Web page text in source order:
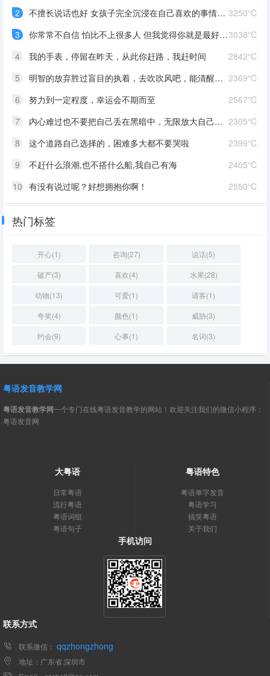
3250℃
2
不擅长说话也好 女孩子完全沉浸在自己喜欢的事情里 最可爱了 剩下的我会圆场
3038℃
3
你常常不自信 怕比不上很多人 但我觉得你就是最好的 怎么都好 我想告诉你 我对你的爱是兜底 是连你自己都不喜欢自己的时候 还有我来爱你
2842℃
4
我的手表，停留在昨天，从此你赶路，我赶时间
2369℃
5
明智的放弃胜过盲目的执着，去吹吹风吧，能清醒的话感冒也没关系。
2567℃
6
努力到一定程度，幸运会不期而至
2305℃
7
内心难过也不要把自己丢在黑暗中，无限放大自己的情绪。按时睡觉，好好吃饭，洗个热乎的澡，喝甜甜的奶茶。看看长河落日，花朵树木，驱逐丧气再努力奔跑，生活到处是发光的星星。
2399℃
8
这个道路自己选择的，困难多大都不要哭啦
2405℃
9
不赶什么浪潮,也不搭什么船,我自己有海
2550℃
10 有没有说过呢？好想拥抱你啊！
热门标签
开心(1) 咨询(27)
说话(5)
破产(3)
喜欢(4)
水果(28)
动物(13)
可爱(1)
请客(1)
夸奖(4)
颜色(1)
威胁(3)
约会(9)
心事(1) 名词(3)
粤语发音教学网
粤语发音教学网一个专门在线粤语发音教学的网站！欢迎关注我们的微信小程序：
粤语发音网
大粤语
日常粤语
流行粤语
粤语词组
粤语句子
粤语特色
粤语单字发音
粤语学习
搞笑粤语
关于我们
手机访问
联系方式
联系微信： qqzhongzhong
地址：广东省.深圳市